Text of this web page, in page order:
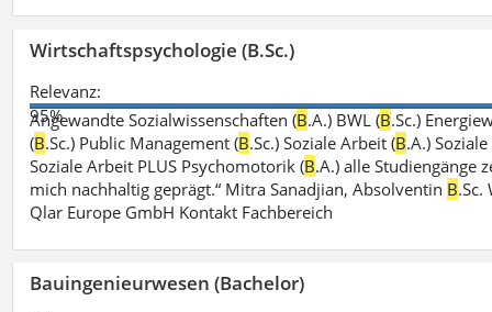
Wirtschaftspsychologie (B.Sc.)
Relevanz:
95%
Angewandte Sozialwissenschaften (B.A.) BWL (B.Sc.)
(B.Sc.) Public Management (B.Sc.) Soziale Arbeit (B.A.)
Soziale Arbeit PLUS Psychomotorik (B.A.) alle Studiengänge
mich nachhaltig geprägt.“ Mitra Sanadjian, Absolventin B.Sc.
Qlar Europe GmbH Kontakt Fachbereich
Bauingenieurwesen (Bachelor)